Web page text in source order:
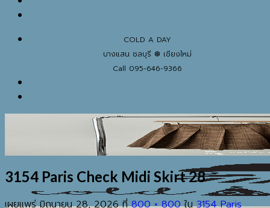
COLD A DAY
บางแสน ชลบุรี ❆ เชียงใหม่
Call 095-646-9366
3154 Paris Check Midi Skirt 28
เผยแพร่มิถุนายน 28, 2026ที่800 × 800ใน3154 Paris